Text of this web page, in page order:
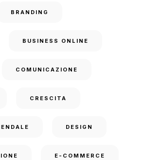
BRANDING
BUSINESS ONLINE
COMUNICAZIONE
CRESCITA
DESIGN
E-COMMERCE